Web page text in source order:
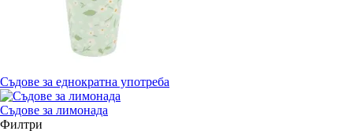
Съдове за еднократна употреба
Съдове за лимонада
Филтри